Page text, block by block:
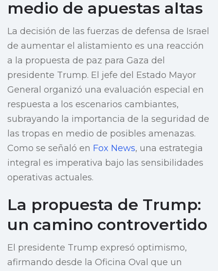
medio de apuestas altas
La decisión de las fuerzas de defensa de Israel
de aumentar el alistamiento es una reacción
a la propuesta de paz para Gaza del
presidente Trump. El jefe del Estado Mayor
General organizó una evaluación especial en
respuesta a los escenarios cambiantes,
subrayando la importancia de la seguridad de
las tropas en medio de posibles amenazas.
Como se señaló en Fox News, una estrategia
integral es imperativa bajo las sensibilidades
operativas actuales.
La propuesta de Trump:
un camino controvertido
El presidente Trump expresó optimismo,
afirmando desde la Oficina Oval que un